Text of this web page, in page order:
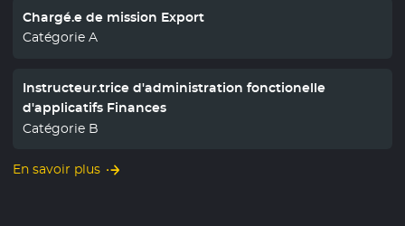
Chargé.e de mission Export
Catégorie A
Instructeur.trice d'administration fonctionelle
d'applicatifs Finances
Catégorie B
En savoir plus